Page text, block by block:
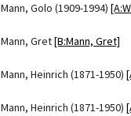
Mann, Golo (1909-1994)
Mann, Gret[B:Mann, Gret]
Mann, Heinrich (1871-1950)
Mann, Heinrich (1871-1950)